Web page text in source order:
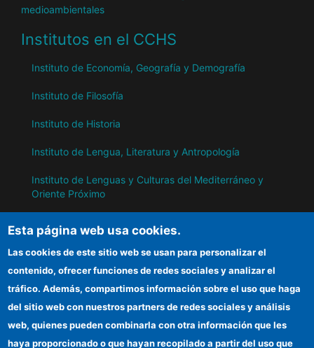
medioambientales
Institutos en el CCHS
Instituto de Economía, Geografía y Demografía
Instituto de Filosofía
Instituto de Historia
Instituto de Lengua, Literatura y Antropología
Instituto de Lenguas y Culturas del Mediterráneo y
Oriente Próximo
IH
Información para proveedores
Esta página web usa cookies.
Las cookies de este sitio web se usan para personalizar el
contenido, ofrecer funciones de redes sociales y analizar el
tráfico. Además, compartimos información sobre el uso que haga
del sitio web con nuestros partners de redes sociales y análisis
web, quienes pueden combinarla con otra información que les
haya proporcionado o que hayan recopilado a partir del uso que